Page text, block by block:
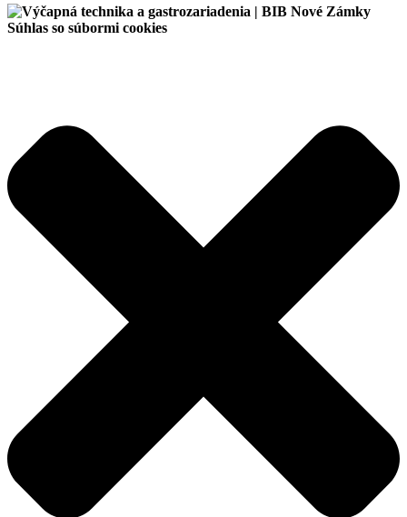
Súhlas so súbormi cookies